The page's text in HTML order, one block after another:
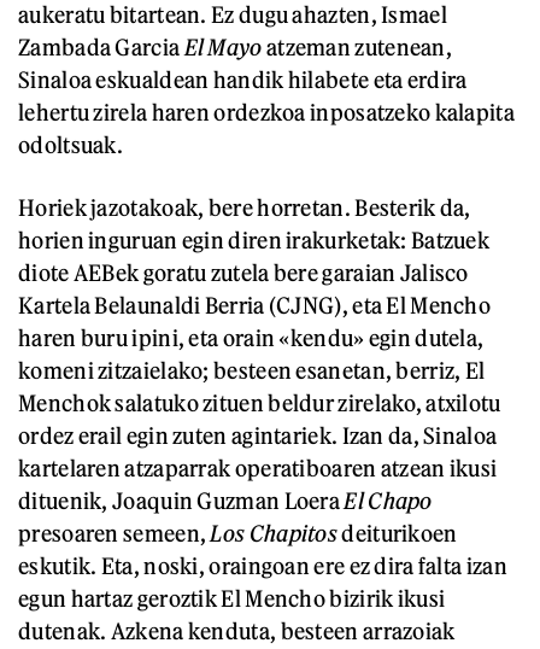
aukeratu bitartean. Ez dugu ahazten, Ismael
Zambada Garcia El Mayoatzeman zutenean,
Sinaloa eskualdean handik hilabete eta erdira
lehertu zirela haren ordezkoa inposatzeko kalapita
odoltsuak.
Horiek jazotakoak, bere horretan. Besterik da,
horien inguruan egin diren irakurketak: Batzuek
diote AEBek goratu zutela bere garaian Jalisco
Kartela Belaunaldi Berria (CJNG), eta El Mencho
haren buru ipini, eta orain «kendu» egin dutela,
komeni zitzaielako; besteen esanetan, berriz, El
Menchok salatuko zituen beldur zirelako, atxilotu
ordez erail egin zuten agintariek. Izan da, Sinaloa
kartelaren atzaparrak operatiboaren atzean ikusi
dituenik, Joaquin Guzman LoeraEl Chapo
presoaren semeen, Los Chapitosdeiturikoen
eskutik. Eta, noski, oraingoan ere ez dira falta izan
egun hartaz geroztik El Mencho bizirik ikusi
dutenak. Azkena kenduta, besteen arrazoiak